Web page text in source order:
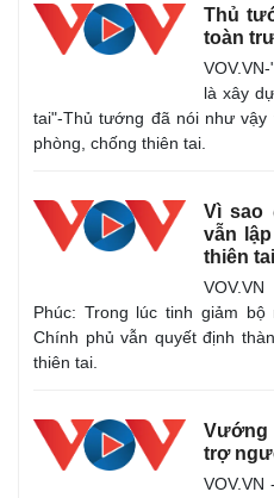
Thế giới
Quan sát
Thủ
toàn
là xây
tai"-Thủ tướng đã nói như
phòng, chống thiên tai.
Vì sao
vẫn
thiên
Phúc: Trong lúc tinh giảm bộ
Chính phủ vẫn quyết định
thiên tai.
Vướng
trợ
VOV.VN